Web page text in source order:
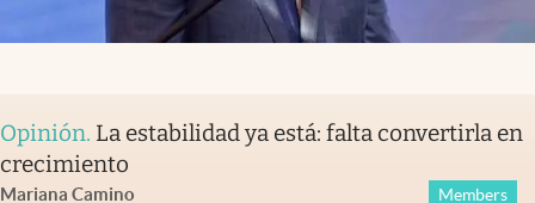
Opinión. La estabilidad ya está: falta convertirla en
crecimiento
Mariana Camino Members